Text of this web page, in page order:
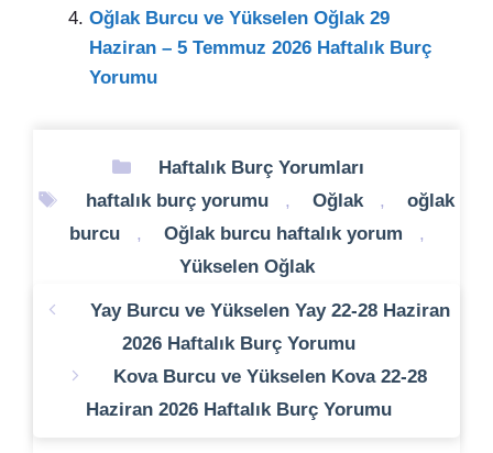
Oğlak Burcu ve Yükselen Oğlak 29
Haziran – 5 Temmuz 2026 Haftalık Burç
Yorumu
Kategoriler
Haftalık Burç Yorumları
Etiketler
haftalık burç yorumu , Oğlak ,
oğlak
burcu
, Oğlak burcu haftalık yorum
,
Yükselen Oğlak
Yay Burcu ve Yükselen Yay 22-28 Haziran
2026 Haftalık Burç Yorumu
Kova Burcu ve Yükselen Kova 22-28
Haziran 2026 Haftalık Burç Yorumu